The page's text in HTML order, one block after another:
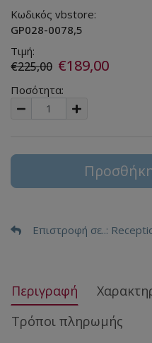
Κωδικός vbstore:
GP028-0078,5
Τιμή:
€225,00 €189,00
Ποσότητα:
Επιστροφή σε..:
Περιγραφή
Τρόποι πληρωμής